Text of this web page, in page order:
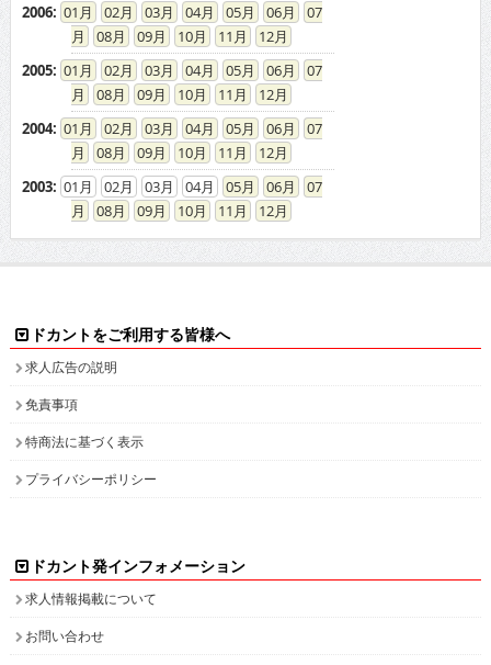
2006: 01 02 03 04 05 06
07
08
09 10 11
12
2005: 01 02 03 04 05 06
07
08
09 10 11
12
2004: 01 02 03 04 05 06
07
08
09 10 11
12
2003: 01 02 03 04 05 06
07
08
09 10 11 12
ドカントをご利用する皆様へ
求人広告の説明
免責事項
特商法に基づく表示
プライバシーポリシー
ドカント発インフォメーション
求人情報掲載について
お問い合わせ